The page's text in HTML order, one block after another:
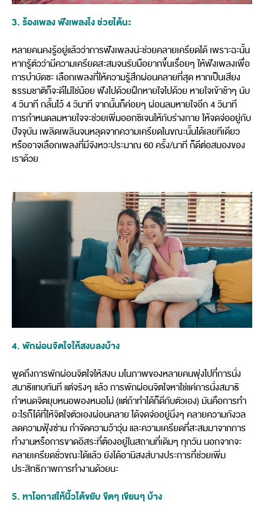
3. ร้องเพลง ฟังเพลงไง ช่วยได้นะ
หลายคนคงรู้อยู่แล้วว่าการฟังเพลงน่ะช่วยคลายเครียดได้ เพราะฉะนั้น
หากรู้ตัวว่ามีความเครียดสะสมจนรับมือยากขึ้นเรื่อยๆ ให้ฟังเพลงเพื่อ
การบำบัดซะ เลือกเพลงที่ให้ความรู้สึกผ่อนคลายที่สุด หากเป็นเสียง
ธรรมชาติก็จะดีไม่ใช่น้อย ฟังไปด้วยฝึกหายใจไปด้วย หายใจเข้าช้าๆ นับ
4 วินาที กลั้นไว้ 4 วินาที จากนั้นก็ค่อยๆ ผ่อนลมหายใจอีก 4 วินาที
การกำหนดลมหายใจจะช่วยเพิ่มออกซิเจนให้กับร่างกาย ให้จดจ่ออยู่กับ
ปัจจุบัน เพลิดเพลินจนหลุดจากความเครียดในขณะนั้นได้เลยทีเดียว
หรืออาจเลือกเพลงที่มีจังหวะประมาณ 60 ครั้ง/นาที ก็ดีต่อสมองของ
เราด้วย
4. พักผ่อนจิตใจให้สงบลงบ้าง
พูดถึงการพักผ่อนจิตใจให้สงบ มโนภาพของหลายคนพุ่งไปที่การนั่ง
สมาธิแทบทันที แต่จริงๆ แล้ว การพักผ่อนจิตใจหาใช่แค่การนั่งสมาธิ
กำหนดจิตยุบหนอพองหนอไม่ (แต่ถ้าทำได้ก็ดีกับตัวเอง) มันคือการทำ
อะไรก็ได้ที่ให้จิตใจตัวเองผ่อนคลาย ได้จดจ่ออยู่นิ่งๆ คลายความกังวล
ลดความฟุ้งซ่าน กำจัดความว้าวุ่น และความเครียดที่สะสมมาจากการ
ทำงานหรือการขาดอิสระที่ต้องอยู่ในสถานที่เดิมๆ ทุกวัน นอกจากจะ
คลายเครียดชั่วขณะได้แล้ว ยังได้อานิสงส์บางประการที่ช่วยเพิ่ม
ประสิทธิภาพการทำงานด้วยนะ
5. หาโอกาสให้นิ้วได้ขยับ ขีดๆ เขียนๆ บ้าง